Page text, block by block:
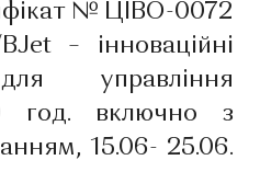
№ ЦІВО-0072
– інноваційні
управління
год. включно з
15.06- 25.06.